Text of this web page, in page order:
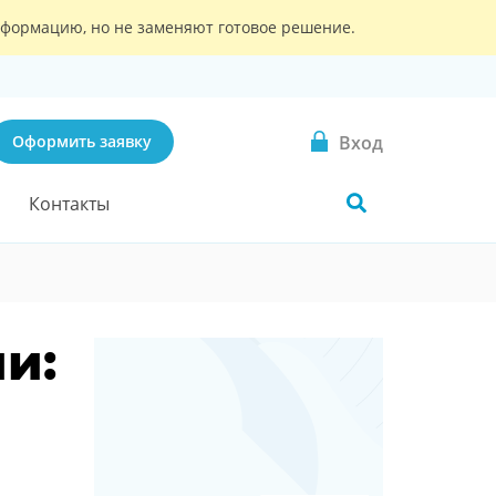
но не заменяют готовое решение.
Оформить заявку Вход
Контакты